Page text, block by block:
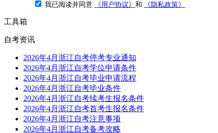
我已阅读并同意 《用户协议》 和 《隐私政策》
工具箱
自考资讯
2026年4月浙江自考停考专业通知
2026年4月浙江自考学位申请条件
2026年4月浙江自考毕业申请流程
2026年4月浙江自考毕业条件
2026年4月浙江自考续考生报名条件
2026年4月浙江自考首考生报名条件
2026年4月浙江自考注意事项
2026年4月浙江自考备考攻略